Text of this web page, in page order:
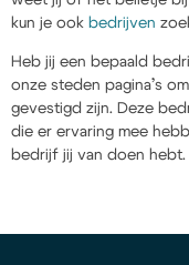
kun je ook bedrijven
Heb jij een bepaald
onze steden pagina’s
gevestigd zijn. Deze
die er ervaring mee
bedrijf jij van doen hebt.